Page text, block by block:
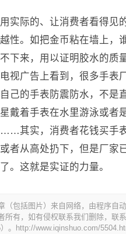
实际的、让消费者看得见
性。如把金币粘在墙上，
下来，用以证明胶水的质
视广告上看到，很多手表
己的手表防震防水，不是
戴着手表在水里游泳或者
其实，消费者花钱买手
者从高处扔下，但是厂家
。这就是实证的力量。
（包括图片）来自网络，由程序自
所有，如有侵权联系我们删除，联
）。http://www.iqinshuo.com/